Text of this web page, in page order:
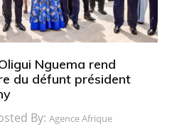
Nguema rend
du défunt président
By: Agence Afrique